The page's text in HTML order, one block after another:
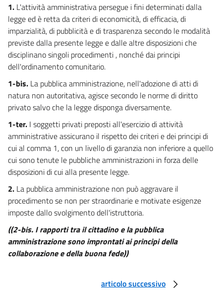
14 ter
14 quater
14 quinquies
15
16
17
17 bis
18 bis
19
19 bis
21
((CAPO IV-BIS
EFFICACIA ED INVALIDITÀ DEL PROVVEDIMENTO AMMINISTRATIVO.
REVOCA E RECESSO))
21 bis
21 ter
1. L'attività amministrativa persegue i fini determinati dalla
legge ed è retta da criteri di economicità, di efficacia, di
imparzialità, di pubblicità e di trasparenza secondo le modalità
previste dalla presente legge e dalle altre disposizioni che
disciplinano singoli procedimenti , nonché dai principi
dell'ordinamento comunitario.
1-bis. La pubblica amministrazione, nell'adozione di atti di
natura non autoritativa, agisce secondo le norme di diritto
privato salvo che la legge disponga diversamente.
1-ter. I soggetti privati preposti all'esercizio di attività
amministrative assicurano il rispetto dei criteri e dei principi di
cui al comma 1, con un livello di garanzia non inferiore a quello
cui sono tenute le pubbliche amministrazioni in forza delle
disposizioni di cui alla presente legge.
2. La pubblica amministrazione non può aggravare il
procedimento se non per straordinarie e motivate esigenze
imposte dallo svolgimento dell'istruttoria.
((2-bis. I rapporti tra il cittadino e la pubblica
amministrazione sono improntati ai principi della
collaborazione e della buona fede))
articolo successivo